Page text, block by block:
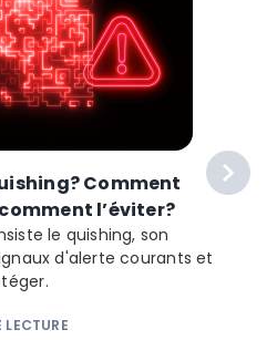
Comment
l’éviter?
le quishing, son
d'alerte courants et
LECTURE